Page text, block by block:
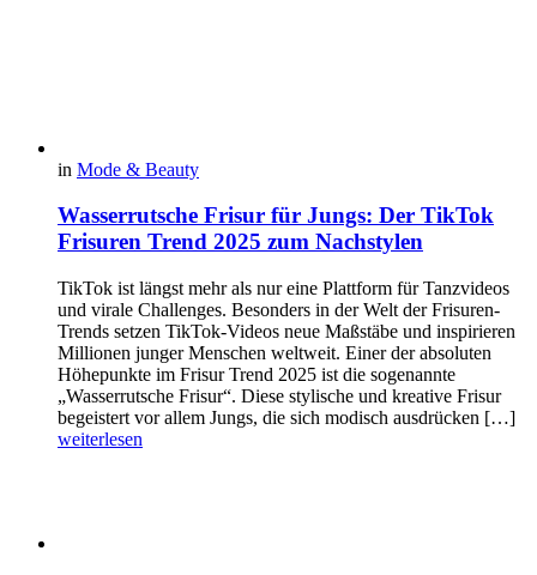
in Mode & Beauty
Wasserrutsche Frisur für Jungs: Der TikTok
Frisuren Trend 2025 zum Nachstylen
TikTok ist längst mehr als nur eine Plattform für Tanzvideos
und virale Challenges. Besonders in der Welt der Frisuren-
Trends setzen TikTok-Videos neue Maßstäbe und inspirieren
Millionen junger Menschen weltweit. Einer der absoluten
Höhepunkte im Frisur Trend 2025 ist die sogenannte
„Wasserrutsche Frisur“. Diese stylische und kreative Frisur
begeistert vor allem Jungs, die sich modisch ausdrücken […]
weiterlesen